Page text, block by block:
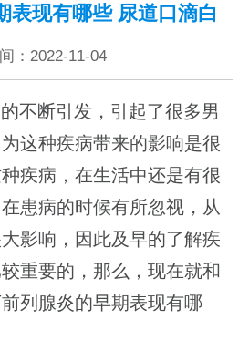
表现有哪些 尿道口滴白
：2022-11-04
不断引发，引起了很多男
这种疾病带来的影响是很
疾病，在生活中还是有很
患病的时候有所忽视，从
影响，因此及早的了解疾
重要的，那么，现在就和
列腺炎的早期表现有哪